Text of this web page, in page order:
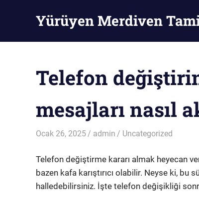
Yürüyen Merdiven
Telefon
mesajları nasıl
Ocak 26, 2025 admin Uncategorized
Telefon değiştirme kararı almak heyecan
bazen kafa karıştırıcı olabilir. Neyse ki, bu
halledebilirsiniz. İşte telefon değişikliği